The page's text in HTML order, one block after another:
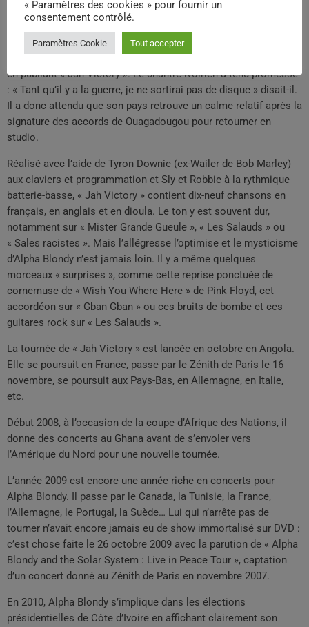
pour que les jeunes îliens se détournent de la violence.
2007 : « Jah Victory »
En novembre 2007, il met fin à cinq ans de deuil discographique
en publiant « Jah Victory ». Le chantre ivoirien a tenu promesse
: « Tant qu’il y a la guerre, je ne sortirai pas de disque » disait-il.
Il a donc attendu que son pays retrouve un calme relatif après la
signature des accords de Ouagadougou pour retourner en
studio.
Réalisé avec l’aide de Tyron Downie (ex-Wailer de Bob Marley)
aux claviers et programmation et Sly et Robbie à la rythmique
batterie-basse, « Jah Victory » contient dix-neuf chansons en
français, en anglais et en dioula. Le ton y est souvent dur,
notamment sur « Mister Grande Gueule », « Les Salauds » ou
« Sales racistes ». Mais l’allégresse l’optimise et le mysticisme
d’Alpha Blondy n’est jamais loin. Il y a même quelques
morceaux « surprises », comme cette reprise ponctuée de
cornemuse de « Wish You Where Here » de Pink Floyd, cet
accordéon sur « Gban Gban » ou ces bruits de bombe et ces
guitares rock sur « Les Salauds ».
La tournée de « Jah Victory » est lancée en octobre en Angola.
Elle se poursuit en France, passe par le Zénith de Paris le 16
novembre, se poursuit aux Pays-Bas, en Allemagne, en Italie,
etc.
Début 2008, à l’occasion de la coupe d’Afrique des Nations, il
donne des concerts au Ghana avant de s’envoler vers
l’Amérique du Nord pour une nouvelle tournée.
L’année 2009 est encore une année riche en concerts pour
Alpha Blondy. Il passe par le Canada, la Tunisie, la France,
l’Allemagne, le Portugal, la Suède… Lui qui n’arrête pas de
tourner n’avait encore jamais eu de show immortalisé sur DVD :
c’est chose faite le 26 octobre 2009 avec la parution de « Alpha
Blondy and the Solar System : Live in Peace Tour », captation
d’un concert donné au Zénith de Paris en novembre 2007.
En 2010, Alpha Blondy s’implique dans les élections
présidentielles de Côte d’Ivoire en affichant clairement son
« Paramètres des cookies » pour fournir un
consentement contrôlé.
Paramètres Cookie Tout accepter